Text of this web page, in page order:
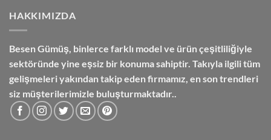
HAKKIMIZDA
Besen Gümüş, binlerce farklı model ve ürün çeşitliliğiyle
sektöründe yine eşsiz bir konuma sahiptir. Takıyla ilgili tüm
gelişmeleri yakından takip eden firmamız, en son trendleri
siz müşterilerimizle buluşturmaktadır..